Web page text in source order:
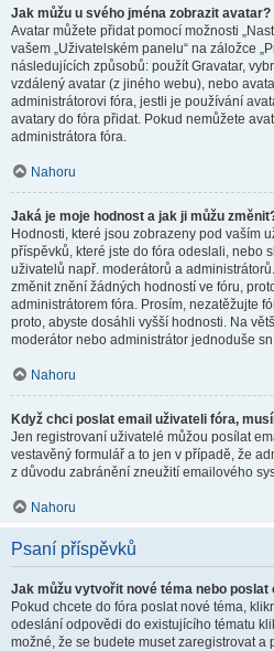
Jak můžu u svého jména zobrazit avatar?
Avatar můžete přidat pomocí možnosti
vašem „Uživatelském panelu“ na záložce
následujících způsobů: použít Gravatar,
vzdálený avatar (z jiného webu), nebo
administrátorovi fóra, jestli je používání
avatary do fóra přidat. Pokud nemůžete
administrátora fóra.
Nahoru
Jaká je moje hodnost a jak ji můžu
Hodnosti, které jsou zobrazeny pod vaším
příspěvků, které jste do fóra odeslali, nebo
uživatelů např. moderátorů a
změnit znění žádných hodností ve fóru,
administrátorem fóra. Prosím, nezatěžujte
proto, abyste dosáhli vyšší hodnosti. Na
moderátor nebo administrátor jednoduše
Nahoru
Když chci poslat email uživateli fóra,
Jen registrovaní uživatelé můžou posílat
vestavěný formulář a to jen v případě, že
z důvodu zabránění zneužití emailového
Nahoru
Psaní příspěvků
Jak můžu vytvořit nové téma nebo poslat
Pokud chcete do fóra poslat nové téma,
odeslání odpovědi do existujícího tématu
možné, že se budete muset zaregistrovat a